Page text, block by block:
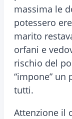
massima le
potessero
marito
orfani e
rischio del
“impone” un
tutti.
Attenzione il